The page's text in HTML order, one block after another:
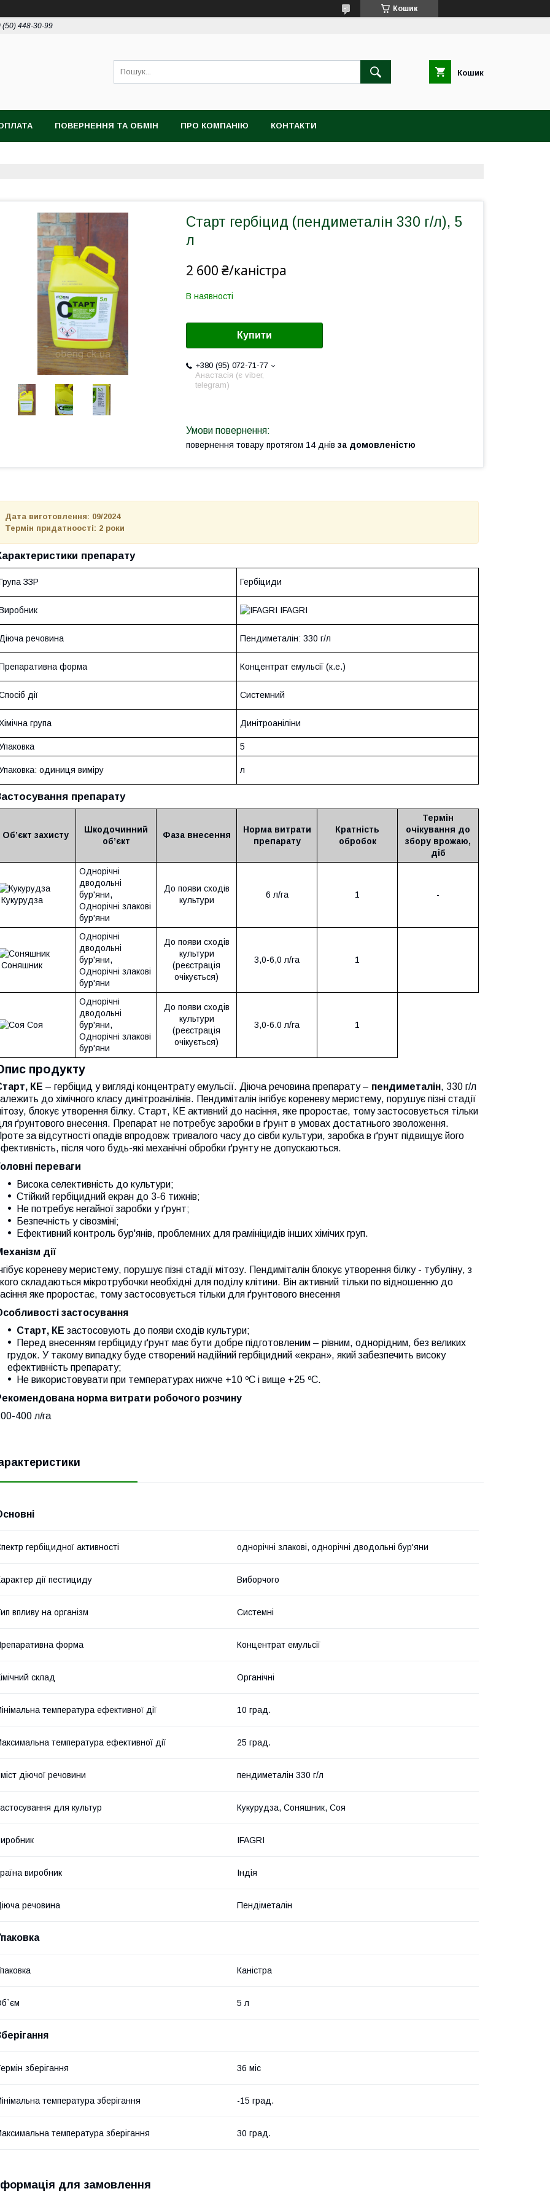
Кошик
(50) 448-30-99
Кошик
ПОВЕРНЕННЯ ТА ОБМІН ПРО КОМПАНІЮ КОНТАКТИ
Старт гербіцид (пендиметалін 330 г/л), 5
л
2 600 ₴/каністра
В наявності
Купити
+380 (95) 072-71-77
Анастасія (є viber,
telegram)
повернення товару протягом 14 днів за домовленістю
Дата виготовлення: 09/2024
Термін придатноості: 2 роки
препарату
ЗЗР Гербіциди
IFAGRI
речовина Пендиметалін: 330 г/л
форма Концентрат емульсії (к.е.)
дії Системний
група Динітроаніліни
5
одиниця виміру л
препарату
Об’єкт захисту
Шкодочинний
об’єкт
Фаза внесення
Норма витрати
препарату
Кратність
обробок
Термін
очікування до
збору врожаю,
діб
Однорічні
дводольні
бур'яни,
Однорічні злакові
бур'яни
До появи сходів
культури
6 л/га 1 -
Однорічні
дводольні
бур'яни,
Однорічні злакові
бур'яни
До появи сходів
культури
(реєстрація
очікується)
3,0-6,0 л/га 1
Соя
Однорічні
дводольні
бур'яни,
Однорічні злакові
бур'яни
До появи сходів
культури
(реєстрація
очікується)
3,0-6.0 л/га 1
продукту
КЕ – гербіцид у вигляді концентрату емульсії. Діюча речовина препарату – пендиметалін, 330 г/л
до хімічного класу динітроанілінів. Пендиміталін інгібує кореневу меристему, порушує пізні стадії
блокує утворення білку. Старт, КЕ активний до насіння, яке проростає, тому застосовується тільки
ґрунтового внесення. Препарат не потребує заробки в ґрунт в умовах достатнього зволоження.
за відсутності опадів впродовж тривалого часу до сівби культури, заробка в ґрунт підвищує його
після чого будь-які механічні обробки ґрунту не допускаються.
переваги
Висока селективність до культури;
Стійкий гербіцидний екран до 3-6 тижнів;
Не потребує негайної заробки у ґрунт;
Безпечність у сівозміні;
Ефективний контроль бур'янів, проблемних для грамініцидів інших хімічих груп.
дії
кореневу меристему, порушує пізні стадії мітозу. Пендиміталін блокує утворення білку - тубуліну, з
складаються мікротрубочки необхідні для поділу клітини. Він активний тільки по відношенню до
яке проростає, тому застосовується тільки для ґрунтового внесення
застосування
Старт, КЕ застосовують до появи сходів культури;
Перед внесенням гербіциду ґрунт має бути добре підготовленим – рівним, однорідним, без великих
грудок. У такому випадку буде створений надійний гербіцидний «екран», який забезпечить високу
ефективність препарату;
Не використовувати при температурах нижче +10 ºС і вище +25 ºС.
норма витрати робочого розчину
400 л/га
гербіцидної активності однорічні злакові, однорічні дводольні бур'яни
дії пестициду Виборчого
впливу на організм Системні
форма Концентрат емульсії
склад Органічні
температура ефективної дії 10 град.
температура ефективної дії 25 град.
діючої речовини пендиметалін 330 г/л
для культур Кукурудза, Соняшник, Соя
IFAGRI
виробник Індія
речовина Пендіметалін
Каністра
5 л
зберігання 36 міс
температура зберігання -15 град.
температура зберігання 30 град.
для замовлення